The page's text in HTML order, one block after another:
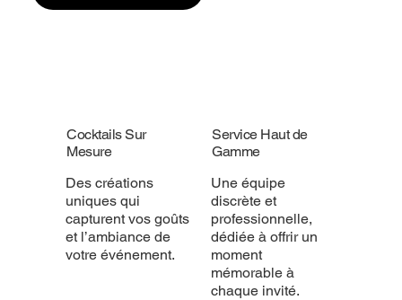
Cocktails Sur
Mesure
Des créations
uniques qui
capturent vos goûts
et l’ambiance de
votre événement.
Service Haut de
Gamme
Une équipe
discrète et
professionnelle,
dédiée à offrir un
moment
mémorable à
chaque invité.